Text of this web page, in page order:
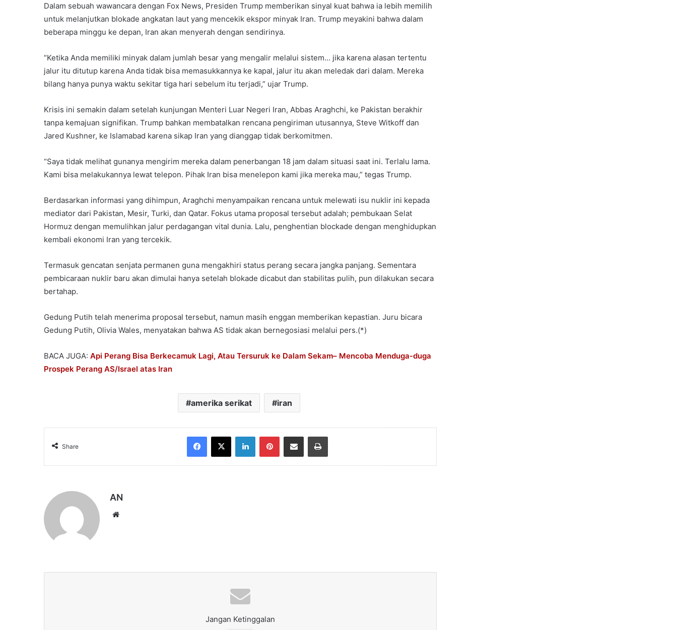
Dalam sebuah wawancara dengan Fox News, Presiden Trump memberikan sinyal kuat bahwa ia lebih memilih
untuk melanjutkan blokade angkatan laut yang mencekik ekspor minyak Iran. Trump meyakini bahwa dalam
beberapa minggu ke depan, Iran akan menyerah dengan sendirinya.
“Ketika Anda memiliki minyak dalam jumlah besar yang mengalir melalui sistem… jika karena alasan tertentu
jalur itu ditutup karena Anda tidak bisa memasukkannya ke kapal, jalur itu akan meledak dari dalam. Mereka
bilang hanya punya waktu sekitar tiga hari sebelum itu terjadi,” ujar Trump.
Krisis ini semakin dalam setelah kunjungan Menteri Luar Negeri Iran, Abbas Araghchi, ke Pakistan berakhir
tanpa kemajuan signifikan. Trump bahkan membatalkan rencana pengiriman utusannya, Steve Witkoff dan
Jared Kushner, ke Islamabad karena sikap Iran yang dianggap tidak berkomitmen.
“Saya tidak melihat gunanya mengirim mereka dalam penerbangan 18 jam dalam situasi saat ini. Terlalu lama.
Kami bisa melakukannya lewat telepon. Pihak Iran bisa menelepon kami jika mereka mau,” tegas Trump.
Berdasarkan informasi yang dihimpun, Araghchi menyampaikan rencana untuk melewati isu nuklir ini kepada
mediator dari Pakistan, Mesir, Turki, dan Qatar. Fokus utama proposal tersebut adalah; pembukaan Selat
Hormuz dengan memulihkan jalur perdagangan vital dunia. Lalu, penghentian blockade dengan menghidupkan
kembali ekonomi Iran yang tercekik.
Termasuk gencatan senjata permanen guna mengakhiri status perang secara jangka panjang. Sementara
pembicaraan nuklir baru akan dimulai hanya setelah blokade dicabut dan stabilitas pulih, pun dilakukan secara
bertahap.
Gedung Putih telah menerima proposal tersebut, namun masih enggan memberikan kepastian. Juru bicara
Gedung Putih, Olivia Wales, menyatakan bahwa AS tidak akan bernegosiasi melalui pers.(*)
BACA JUGA: Api Perang Bisa Berkecamuk Lagi, Atau Tersuruk ke Dalam Sekam– Mencoba Menduga-duga
Prospek Perang AS/Israel atas Iran
amerika serikat iran
Share
Facebook
X LinkedInPinterestShare via Email Print
AN
Jangan Ketinggalan